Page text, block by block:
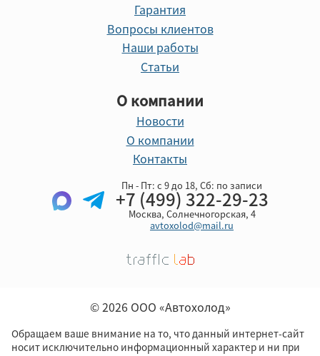
Гарантия
Вопросы клиентов
Наши работы
Статьи
О компании
Новости
О компании
Контакты
Пн - Пт: с 9 до 18, Cб: по записи
+7 (499) 322-29-23
Москва, Солнечногорская, 4
avtoxolod@mail.ru
© 2026 ООО «Автохолод»
Обращаем ваше внимание на то, что данный интернет-сайт
носит исключительно информационный характер и ни при